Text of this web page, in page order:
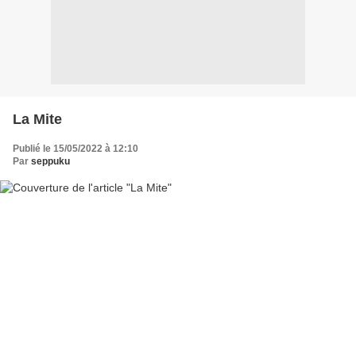
La Mite
Publié le 15/05/2022 à 12:10
Par seppuku